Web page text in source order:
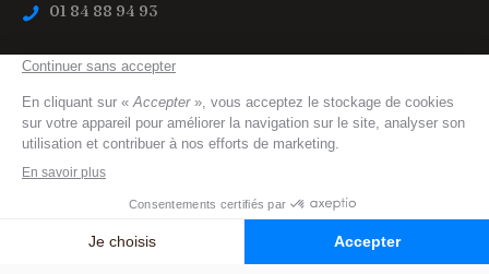
01 84 88 94 93
contact@trouver-maison-de-retraite.fr
trouver-maison-de-retraite.fr© 2023 All Right